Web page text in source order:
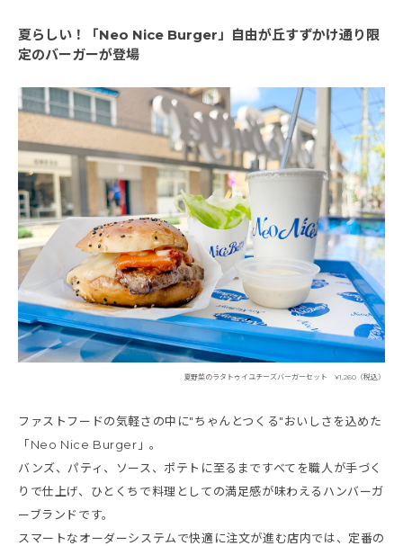
夏らしい！「Neo Nice Burger」自由が丘すずかけ通り限
定のバーガーが登場
夏野菜のラタトゥイユチーズバーガーセット ¥1,260（税込）
ファストフードの気軽さの中に"ちゃんとつくる"おいしさを込めた
「Neo Nice Burger」。
バンズ、パティ、ソース、ポテトに至るまですべてを職人が手づく
りで仕上げ、ひとくちで料理としての満足感が味わえるハンバーガ
ーブランドです。
スマートなオーダーシステムで快適に注文が進む店内では、定番の